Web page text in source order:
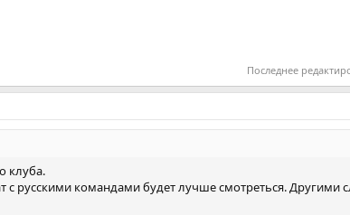
Последнее
клуба.
с русскими командами будет лучше смотреться. Другими